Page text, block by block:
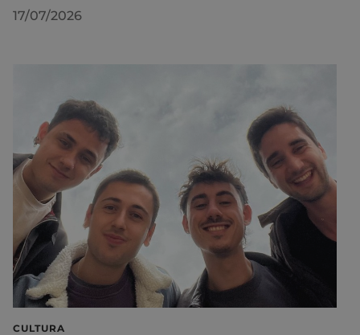
17/07/2026
CULTURA